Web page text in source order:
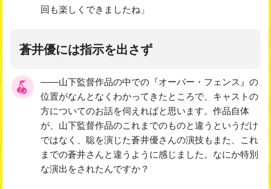
回も楽しくできましたね」
蒼井優には指示を出さず
――山下監督作品の中での『オーバー・フェンス』の
位置がなんとなくわかってきたところで、キャストの
方についてのお話を伺えればと思います。作品自体
が、山下監督作品のこれまでのものと違うというだけ
ではなく、聡を演じた蒼井優さんの演技もまた、これ
までの蒼井さんと違うように感じました。なにか特別
な演出をされたんですか？